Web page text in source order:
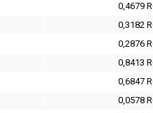
0,4679
0,3182
0,2876
0,8413
0,6847
0,0578